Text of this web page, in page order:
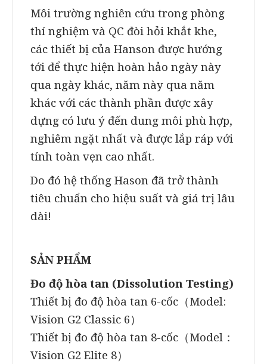
Môi trường nghiên cứu trong phòng
thí nghiệm và QC đòi hỏi khắt khe,
các thiết bị của Hanson được hướng
tới để thực hiện hoàn hảo ngày này
qua ngày khác, năm này qua năm
khác với các thành phần được xây
dựng có lưu ý đến dung môi phù hợp,
nghiêm ngặt nhất và được lắp ráp với
tính toàn vẹn cao nhất.
Do đó hệ thống Hason đã trở thành
tiêu chuẩn cho hiệu suất và giá trị lâu
dài!
SẢN PHẨM
Đo độ hòa tan (Dissolution Testing)
Thiết bị đo độ hòa tan 6-cốc（Model:
Vision G2 Classic 6）
Thiết bị đo độ hòa tan 8-cốc（Model：
Vision G2 Elite 8）